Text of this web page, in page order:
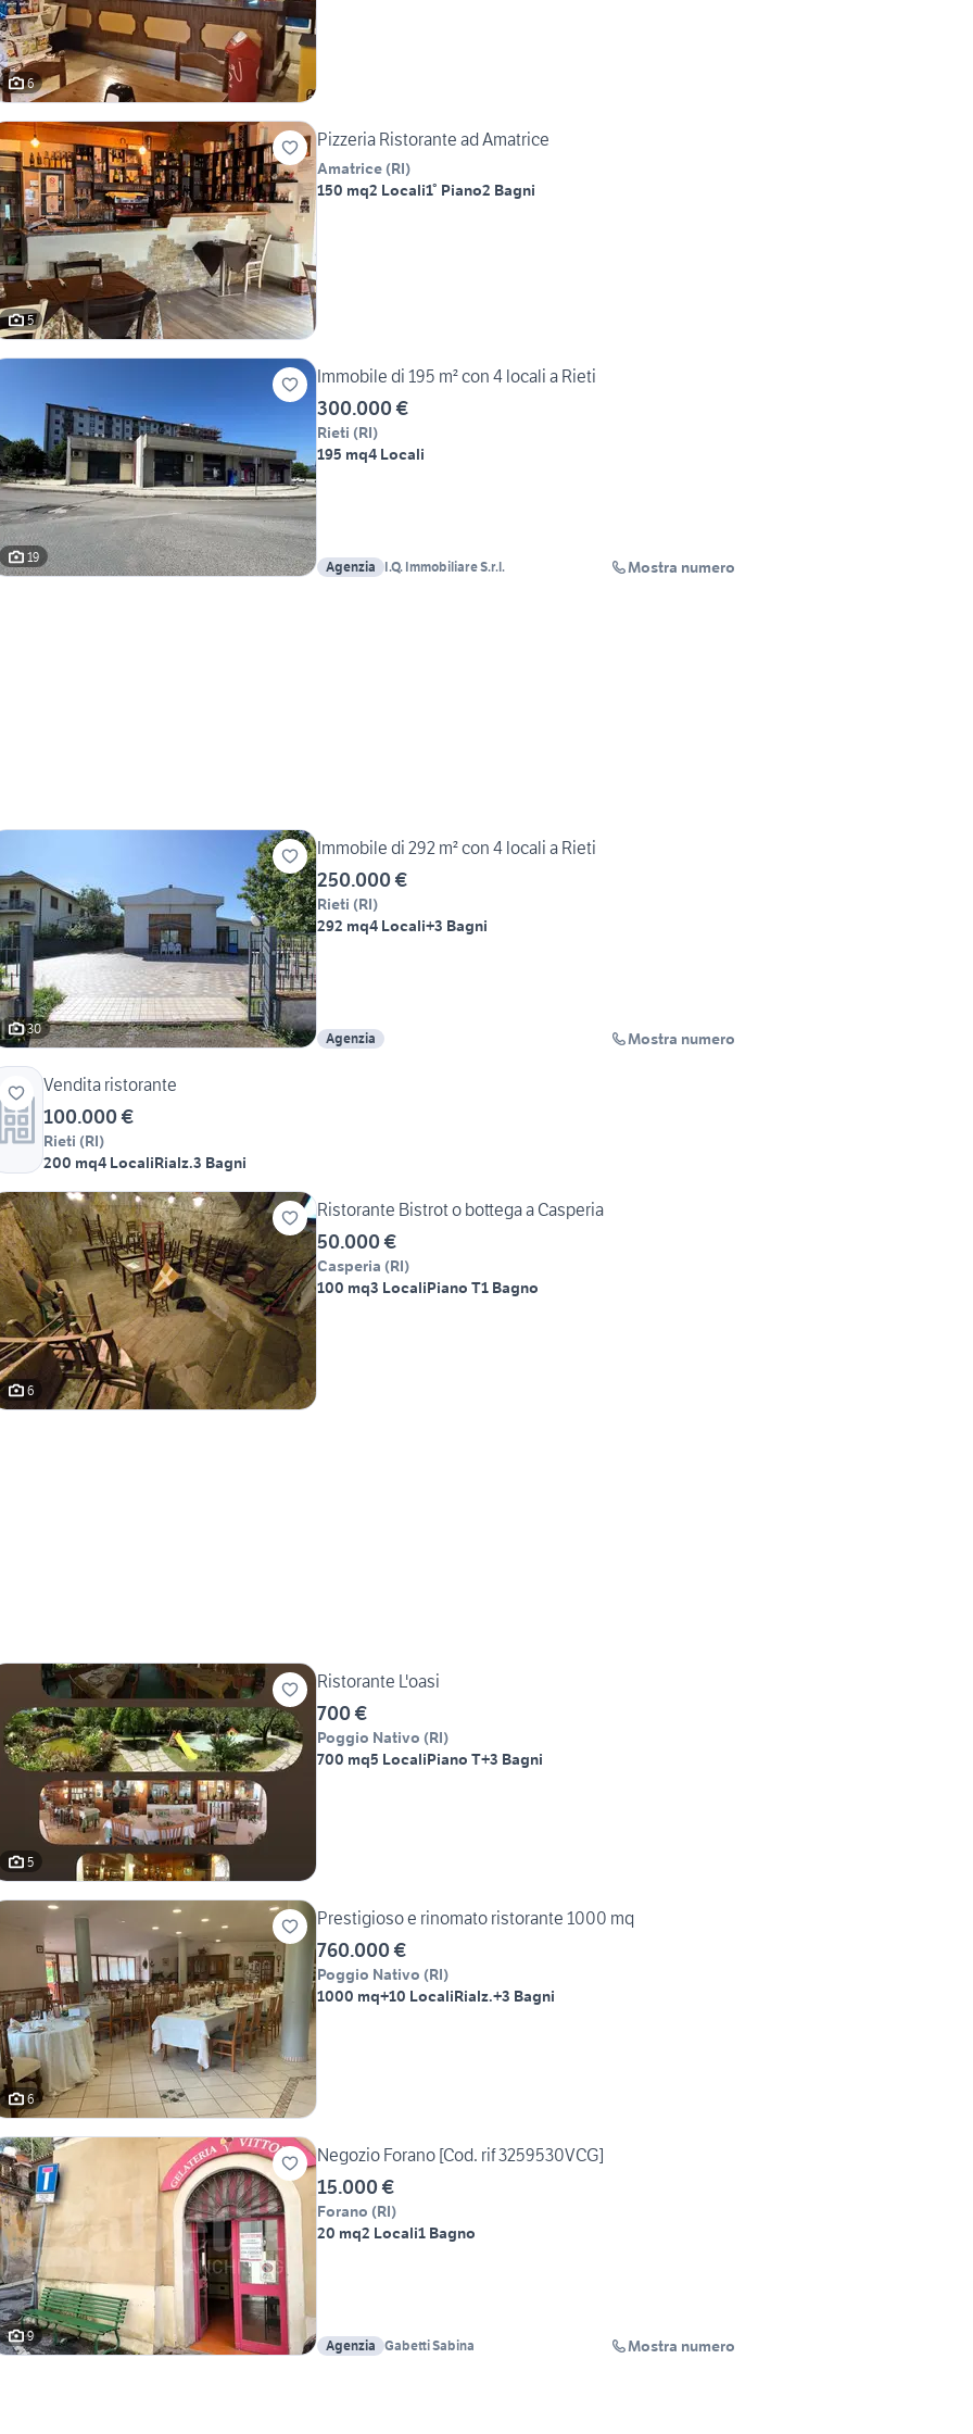
6
5
Pizzeria Ristorante ad Amatrice
Amatrice (RI)
150 mq2 Locali1° Piano2 Bagni
19
Immobile di 195 m² con 4 locali a Rieti
300.000 €
Rieti (RI)
195 mq4 Locali
Agenzia I.Q. Immobiliare S.r.l. Mostra numero
30
Immobile di 292 m² con 4 locali a Rieti
250.000 €
Rieti (RI)
292 mq4 Locali+3 Bagni
Agenzia Mostra numero
Vendita ristorante
100.000 €
Rieti (RI)
200 mq4 LocaliRialz.3 Bagni
6
Ristorante Bistrot o bottega a Casperia
50.000 €
Casperia (RI)
100 mq3 LocaliPiano T1 Bagno
5
Ristorante L'oasi
700 €
Poggio Nativo (RI)
700 mq5 LocaliPiano T+3 Bagni
6
Prestigioso e rinomato ristorante 1000 mq
760.000 €
Poggio Nativo (RI)
1000 mq+10 LocaliRialz.+3 Bagni
9
Negozio Forano [Cod. rif 3259530VCG]
15.000 €
Forano (RI)
20 mq2 Locali1 Bagno
Agenzia Gabetti Sabina Mostra numero